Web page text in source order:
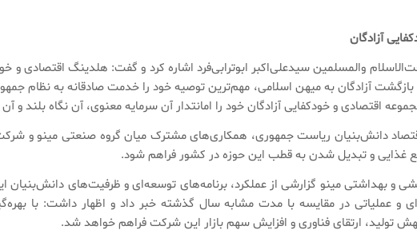
آزادگان
والمسلمین سیدعلی‌اکبر ابوترابی‌فرد اشاره کرد و گفت: هلدینگ اقتصادی و
آزادگان به میهن اسلامی، مهم‌ترین توصیه خود را خدمت صادقانه به نظام
اقتصادی و خودکفایی آزادگان خود را امانتدار آن سرمایه معنوی، آن نگاه بلند و
اقتصاد دانش‌بنیان ریاست جمهوری، همکاری‌های مشترک میان گروه صنعتی مینو و
غذایی و تبدیل شدن به قطب این حوزه در کشور فراهم شود.
و بهداشتی مینو گزارشی از عملکرد، برنامه‌های توسعه‌ای و ظرفیت‌های دانش‌بنیان
عملیاتی در مقایسه با مدت مشابه سال گذشته خبر داد و اظهار داشت: با
تولید، ارتقای فناوری و افزایش سهم بازار این شرکت فراهم خواهد شد.